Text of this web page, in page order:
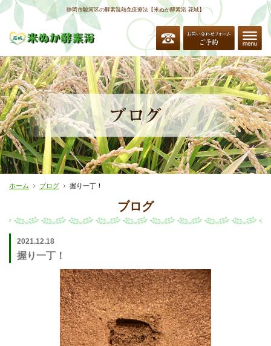
静岡市駿河区の酵素温熱免疫療法【米ぬか酵素浴 花城】
ホーム ブログ 握り一丁！
ブログ
2021.12.18
握り一丁！